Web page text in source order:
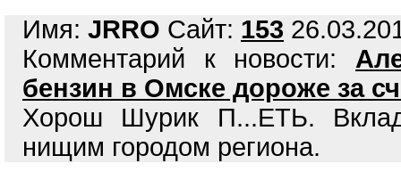
Имя: JRRO Сайт: 153
Комментарий к новости:
бензин в Омске дороже за
Хорош Шурик П...ЕТЬ.
нищим городом региона.